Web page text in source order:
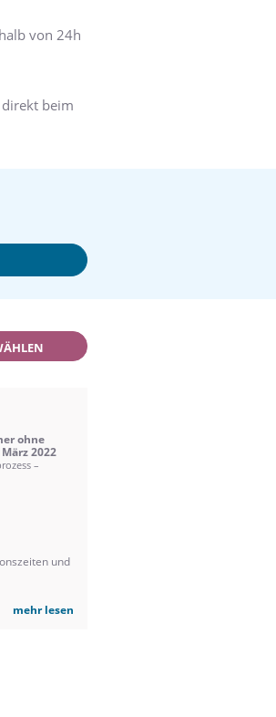
von 24h
beim
ohne
2022
–
und
mehr lesen